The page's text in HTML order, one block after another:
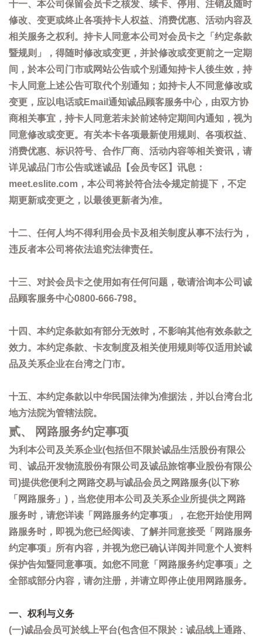
十一、本公司保留会员卡之核发、续卡、停用、注销及随时
修改、变更或终止各项持卡人权益、消费优惠、活动内容及
相关服务之权利。持卡人同意本公司对会员卡之「约定条款
暨规则」，得随时修改或变更，并於修改或变更前之一定期
间，於本公司门市或网站公告或个别通知持卡人後生效，持
卡人同意上述公告可取代个别通知；如持卡人不同意修改或
变更，应以电话或Email通知诚品顾客服务中心，由双方协
商相关事宜，持卡人同意若未於前述特定期间内通知，视为
同意修改或变更。有关本卡各项最新使用规则、各项权益、
消费优惠、标识符号、合作厂商、活动内容等相关资讯，请
详见诚品门市公告或迷诚品【会员专区】讯息：
meet.eslite.com，本公司将於符合法令规定前提下，不定
期更新或变更之，以最後更新者为准。
十二、任何人均不得利用会员卡及相关制度从事不法行为，
违反者本公司将依法追究法律责任。
十三、对於会员卡之使用如有任何问题，敬请洽询本公司诚
品顾客服务中心0800-666-798。
十四、本约定条款如有部分无效时，不影响其他有效条款之
效力。本约定条款、卡友制度及相关使用规则等仅适用於诚
品及关系企业在台湾之门市。
十五、本约定条款以中华民国法律为准据法，并以台湾台北
地方法院为管辖法院。
贰、 网路服务约定事项
为利本公司及关系企业(包括但不限於诚品生活股份有限公
司、诚品开发物流股份有限公司及诚品旅馆事业股份有限公
司)提供您便利之网路交易与诚品会员之网路服务(以下称
「网路服务」)，当您使用本公司及关系企业所提供之网路
服务时，请您详读「网路服务约定事项」，在您开始使用网
路服务时，即视为您已经阅读、了解并同意接受「网路服务
约定事项」所有内容，并视为您已确认详阅并同意个人资料
保护告知暨同意事项。如您不同意「网路服务约定事项」之
全部或部分内容，请勿注册，并请立即停止使用网路服务。
一、权利与义务
(一)诚品会员可於线上平台(包含但不限於：诚品线上通路、